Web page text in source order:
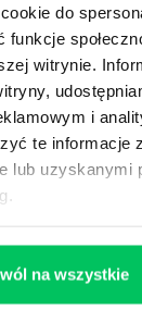
do
funkcje
witrynie.
i
te informacje
lub uzyskanymi
na wszystkie
105